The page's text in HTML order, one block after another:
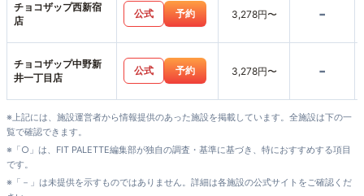
チョコザップ西新宿
店
公式 予約 3,278円〜 -
チョコザップ中野新
井一丁目店
公式 予約 3,278円〜 -
※上記には、施設運営者から情報提供のあった施設を掲載しています。全施設は下の一
覧で確認できます。
※「○」は、FIT PALETTE編集部が独自の調査・基準に基づき、特におすすめする項目
です。
※「－」は未提供を示すものではありません。詳細は各施設の公式サイトをご確認くだ